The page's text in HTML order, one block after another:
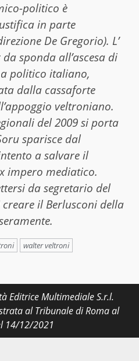
politico è
in parte
De Gregorio). L’
sponda all’ascesa di
politico italiano,
dalla cassaforte
veltroniano.
del 2009 si porta
sparisce dal
a salvare il
impero mediatico.
da segretario del
il Berlusconi della
walter veltroni
Editrice Multimediale S.r.l.
al Tribunale di Roma al
14/12/2021